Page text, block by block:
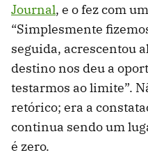
Journal, e o fez com
“Simplesmente
seguida, acrescentou
destino nos deu a
testarmos ao limite”.
retórico; era a
continua sendo um
é zero.